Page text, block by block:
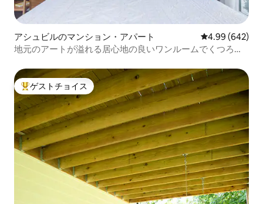
アシュビルのマンション・アパート レビュー642
4.99 (642)
地元のアートが溢れる居心地の良いワンルームでくつろぎ
大好評のゲストチョイスです。
ゲストチョイス